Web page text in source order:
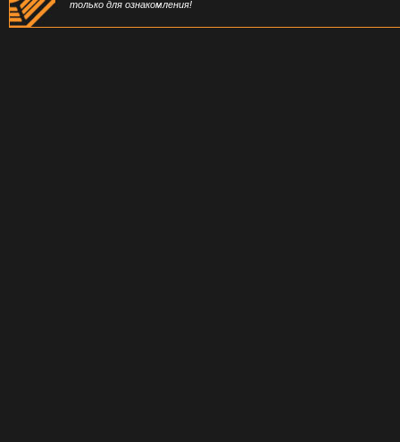
только для ознакомления!